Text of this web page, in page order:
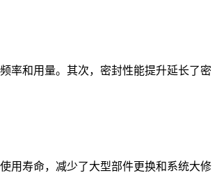
率和用量。其次，密封性能提升延长了密
用寿命，减少了大型部件更换和系统大修